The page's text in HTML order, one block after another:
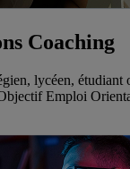
Coaching
lycéen, étudiant
Emploi